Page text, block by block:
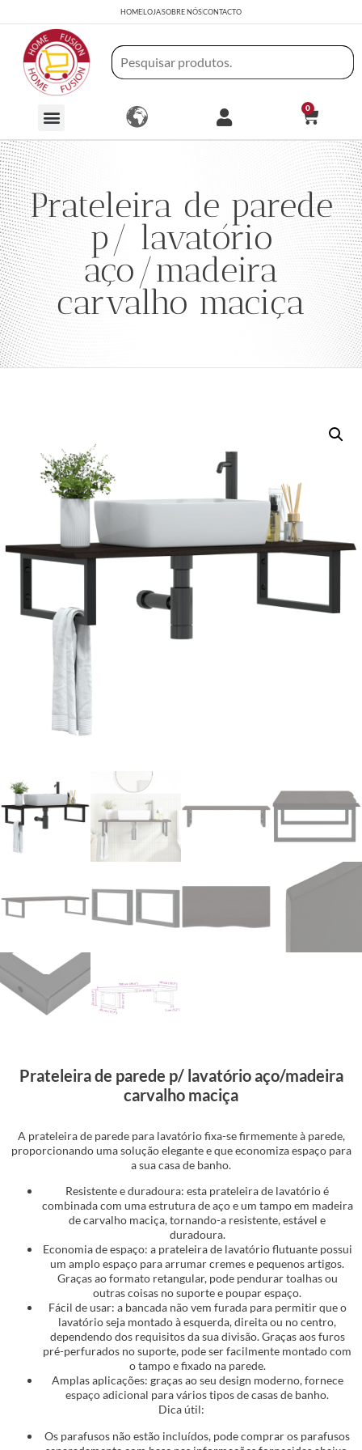
HOMELOJASOBRE NÓSCONTACTO
0
Prateleira de parede
p/ lavatório
aço/madeira
carvalho maciça
Prateleira de parede p/ lavatório aço/madeira
carvalho maciça
A prateleira de parede para lavatório fixa-se firmemente à parede,
proporcionando uma solução elegante e que economiza espaço para
a sua casa de banho.
Resistente e duradoura: esta prateleira de lavatório é
combinada com uma estrutura de aço e um tampo em madeira
de carvalho maciça, tornando-a resistente, estável e
duradoura.
Economia de espaço: a prateleira de lavatório flutuante possui
um amplo espaço para arrumar cremes e pequenos artigos.
Graças ao formato retangular, pode pendurar toalhas ou
outras coisas no suporte e poupar espaço.
Fácil de usar: a bancada não vem furada para permitir que o
lavatório seja montado à esquerda, direita ou no centro,
dependendo dos requisitos da sua divisão. Graças aos furos
pré-perfurados no suporte, pode ser facilmente montado com
o tampo e fixado na parede.
Amplas aplicações: graças ao seu design moderno, fornece
espaço adicional para vários tipos de casas de banho.
Dica útil:
Os parafusos não estão incluídos, pode comprar os parafusos